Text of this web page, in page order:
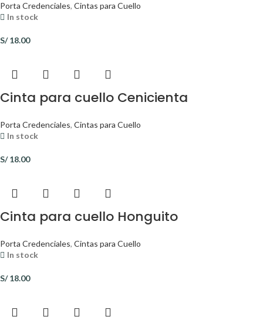
Porta Credenciales, Cintas para Cuello
In stock
S/18.00
Cinta para cuello Cenicienta
Porta Credenciales, Cintas para Cuello
In stock
S/18.00
Cinta para cuello Honguito
Porta Credenciales, Cintas para Cuello
In stock
S/18.00